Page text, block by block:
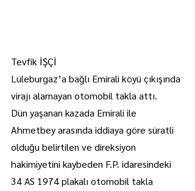
Tevfik İŞÇİ
Lüleburgaz’a bağlı Emirali köyü çıkışında
virajı alamayan otomobil takla attı.
Dün yaşanan kazada Emirali ile
Ahmetbey arasında iddiaya göre süratli
olduğu belirtilen ve direksiyon
hakimiyetini kaybeden F.P. idaresindeki
34 AS 1974 plakalı otomobil takla